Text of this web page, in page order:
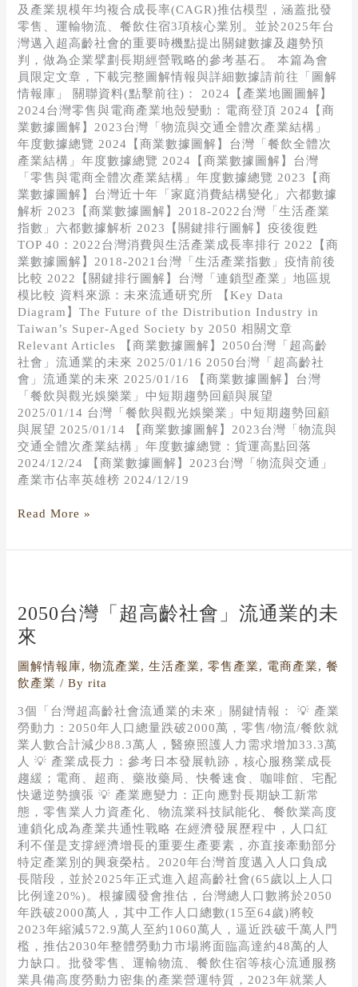
及產業規模年均複合成長率(CAGR)推估模型，涵蓋批發
零售、運輸物流、餐飲住宿3項核心業別。並於2025年台
灣邁入超高齡社會的重要時機點提出關鍵數據及趨勢預
判，做為企業擘劃長期經營戰略的參考基石。 本篇為會
員限定文章，下載完整圖解情報與詳細數據請前往「圖解
情報庫」 關聯資料(點擊前往)： 2024【產業地圖圖解】
2024台灣零售與電商產業地殼變動：電商登頂 2024【商
業數據圖解】2023台灣「物流與交通全體次產業結構」
年度數據總覽 2024【商業數據圖解】台灣「餐飲全體次
產業結構」年度數據總覽 2024【商業數據圖解】台灣
「零售與電商全體次產業結構」年度數據總覽 2023【商
業數據圖解】台灣近十年「家庭消費結構變化」六都數據
解析 2023【商業數據圖解】2018-2022台灣「生活產業
指數」六都數據解析 2023【關鍵排行圖解】疫後復甦
TOP 40：2022台灣消費與生活產業成長率排行 2022【商
業數據圖解】2018-2021台灣「生活產業指數」疫情前後
比較 2022【關鍵排行圖解】台灣「連鎖型產業」地區規
模比較 資料來源：未來流通研究所 【Key Data
Diagram】The Future of the Distribution Industry in
Taiwan’s Super-Aged Society by 2050 相關文章
Relevant Articles 【商業數據圖解】2050台灣「超高齡
社會」流通業的未來 2025/01/16 2050台灣「超高齡社
會」流通業的未來 2025/01/16 【商業數據圖解】台灣
「餐飲與觀光娛樂業」中短期趨勢回顧與展望
2025/01/14 台灣「餐飲與觀光娛樂業」中短期趨勢回顧
與展望 2025/01/14 【商業數據圖解】2023台灣「物流與
交通全體次產業結構」年度數據總覽：貨運高點回落
2024/12/24 【商業數據圖解】2023台灣「物流與交通」
產業市佔率英雄榜 2024/12/19
Read More »
2050台灣「超高齡社會」流通業的未
來
圖解情報庫,物流產業,生活產業,零售產業, 電商產業,餐
飲產業 / Byrita
3個「台灣超高齡社會流通業的未來」關鍵情報： 💡 產業
勞動力：2050年人口總量跌破2000萬，零售/物流/餐飲就
業人數合計減少88.3萬人，醫療照護人力需求增加33.3萬
人 💡 產業成長力：參考日本發展軌跡，核心服務業成長
趨緩；電商、超商、藥妝藥局、快餐速食、咖啡館、宅配
快遞逆勢擴張 💡 產業應變力：正向應對長期缺工新常
態，零售業人力資產化、物流業科技賦能化、餐飲業高度
連鎖化成為產業共通性戰略 在經濟發展歷程中，人口紅
利不僅是支撐經濟增長的重要生產要素，亦直接牽動部分
特定產業別的興衰榮枯。2020年台灣首度邁入人口負成
長階段，並於2025年正式進入超高齡社會(65歲以上人口
比例達20%)。根據國發會推估，台灣總人口數將於2050
年跌破2000萬人，其中工作人口總數(15至64歲)將較
2023年縮減572.9萬人至約1060萬人，逼近跌破千萬人門
檻，推估2030年整體勞動力市場將面臨高達約48萬的人
力缺口。批發零售、運輸物流、餐飲住宿等核心流通服務
業具備高度勞動力密集的產業營運特質，2023年就業人
灣
「超
高
齡
社
會」
流
通
業
的
未
來